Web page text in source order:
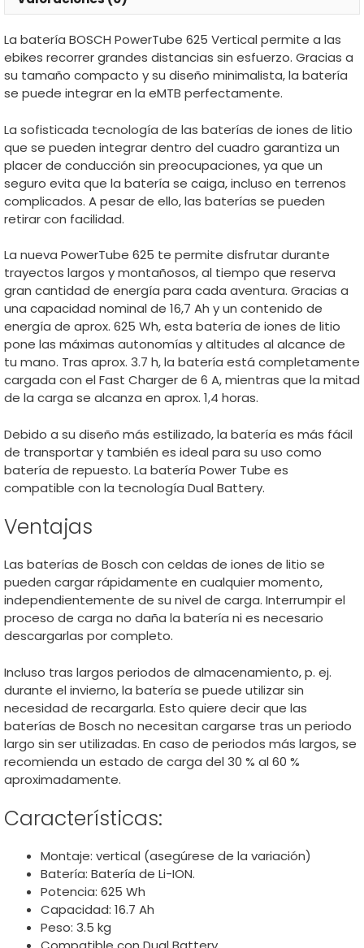
La batería BOSCH PowerTube 625 Vertical permite a las
ebikes recorrer grandes distancias sin esfuerzo. Gracias a
su tamaño compacto y su diseño minimalista, la batería
se puede integrar en la eMTB perfectamente.
La sofisticada tecnología de las baterías de iones de litio
que se pueden integrar dentro del cuadro garantiza un
placer de conducción sin preocupaciones, ya que un
seguro evita que la batería se caiga, incluso en terrenos
complicados. A pesar de ello, las baterías se pueden
retirar con facilidad.
La nueva PowerTube 625 te permite disfrutar durante
trayectos largos y montañosos, al tiempo que reserva
gran cantidad de energía para cada aventura. Gracias a
una capacidad nominal de 16,7 Ah y un contenido de
energía de aprox. 625 Wh, esta batería de iones de litio
pone las máximas autonomías y altitudes al alcance de
tu mano. Tras aprox. 3.7 h, la batería está completamente
cargada con el Fast Charger de 6 A, mientras que la mitad
de la carga se alcanza en aprox. 1,4 horas.
Debido a su diseño más estilizado, la batería es más fácil
de transportar y también es ideal para su uso como
batería de repuesto. La batería Power Tube es
compatible con la tecnología Dual Battery.
Ventajas
Las baterías de Bosch con celdas de iones de litio se
pueden cargar rápidamente en cualquier momento,
independientemente de su nivel de carga. Interrumpir el
proceso de carga no daña la batería ni es necesario
descargarlas por completo.
Incluso tras largos periodos de almacenamiento, p. ej.
durante el invierno, la batería se puede utilizar sin
necesidad de recargarla. Esto quiere decir que las
baterías de Bosch no necesitan cargarse tras un periodo
largo sin ser utilizadas. En caso de periodos más largos, se
recomienda un estado de carga del 30 % al 60 %
aproximadamente.
Características:
Montaje: vertical (asegúrese de la variación)
Batería: Batería de Li-ION.
Potencia: 625 Wh
Capacidad: 16.7 Ah
Peso: 3.5 kg